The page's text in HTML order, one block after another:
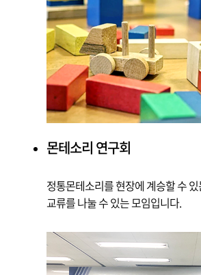
몬테소리 연구회
정통몬테소리를 현장에 계승할 수
교류를 나눌 수 있는 모임입니다.